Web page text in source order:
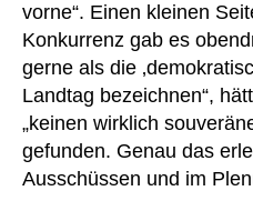
vorne“. Einen kleinen
Konkurrenz gab es
gerne als die
Landtag bezeichnen“,
„keinen wirklich
gefunden. Genau das
Ausschüssen und im